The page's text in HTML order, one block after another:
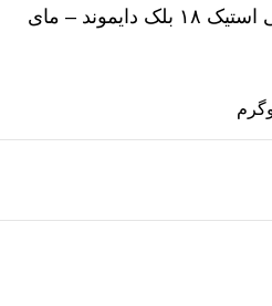
– مای